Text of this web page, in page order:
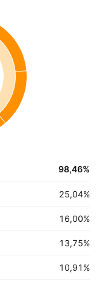
98,46%
25,04%
16,00%
13,75%
10,91 %